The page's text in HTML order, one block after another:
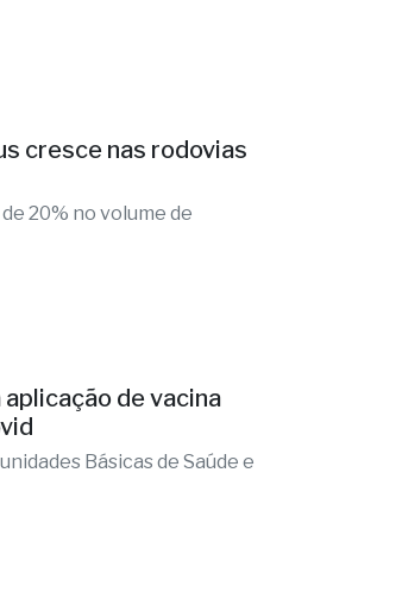
cresce nas rodovias
20% no volume de
de vacina
Básicas de Saúde e